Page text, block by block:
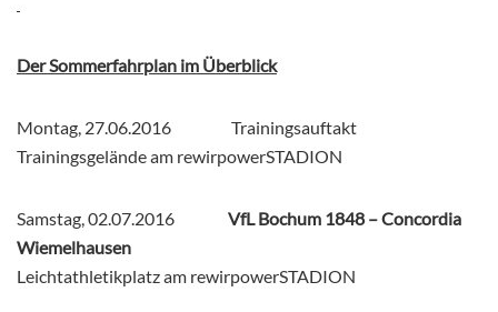
Der Sommerfahrplan im Überblick
Montag, 27.06.2016 Trainingsauftakt
Trainingsgelände am rewirpowerSTADION
Samstag, 02.07.2016 VfL Bochum 1848 – Concordia
Wiemelhausen
Leichtathletikplatz am rewirpowerSTADION